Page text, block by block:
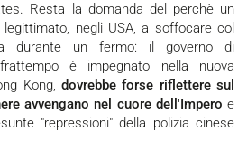
Resta la domanda del perchè un
negli USA, a soffocare col
durante un fermo: il governo di
è impegnato nella nuova
Kong, dovrebbe forse riflettere sul
avvengano nel cuore dell'Impero e
"repressioni" della polizia cinese